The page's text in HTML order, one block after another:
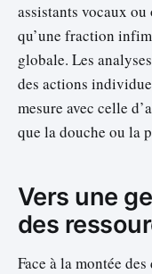
assistants vocaux
qu’une fraction
globale. Les
des actions
mesure avec celle
que la douche ou la
Vers une
des
Face à la montée